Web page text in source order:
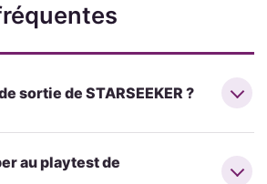
sortie de STARSEEKER ?
au playtest de